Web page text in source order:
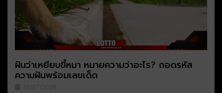
ฝันว่าเหยียบขี้หมา หมายความว่าอะไร? ถอดรหัส
ความฝันพร้อมเลขเด็ด
10/07/2026